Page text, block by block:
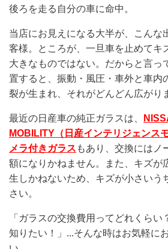
後ろを走る自分の車に命中。
当店にお見えになる大半が、こんな
客様。ところが、一旦車を止めてキ
大きなものではない。だからと言っ
置すると、振動・風圧・車外と車内
裂が生まれ、それがどんどん広がり
最近の日産車の純正ガラスは、
MOBILITY（日産インテリジェンス
メラ付きガラス もあり、交換にはノ
額になりかねません。また、キズが
生しかねないため、キズが小さいう
さい。
「ガラスの交換費用ってどれくらい
知りたい！」...そんな時はお気軽に